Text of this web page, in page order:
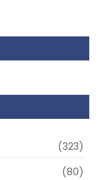
(323)
(80)